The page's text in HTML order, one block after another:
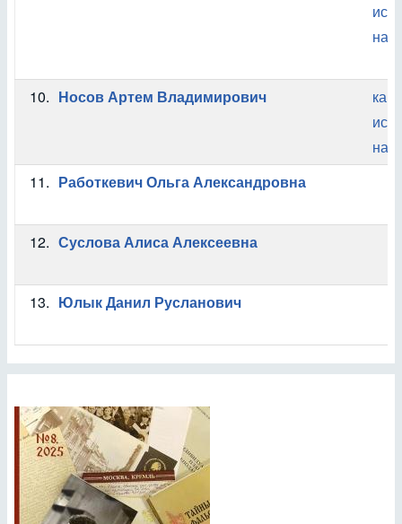
наук
10. Носов Артем Владимирович
наук
11. Работкевич Ольга Александровна
12. Суслова Алиса Алексеевна
13. Юлык Данил Русланович